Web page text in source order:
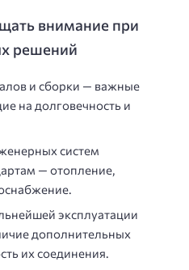
внимание при
решений
и сборки — важные
на долговечность и
систем
— отопление,
эксплуатации
дополнительных
их соединения.